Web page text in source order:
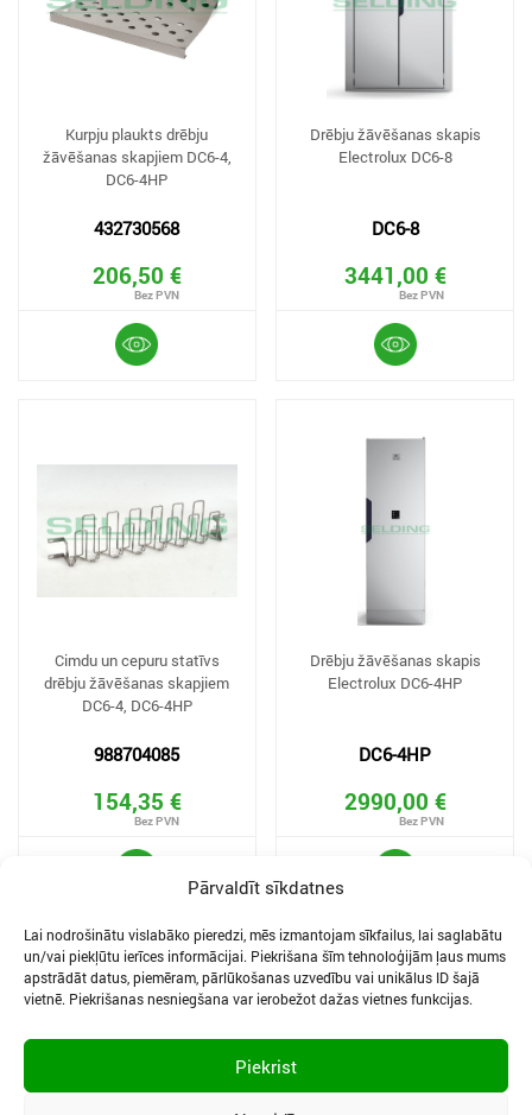
Pārvaldīt sīkdatnes
Lai nodrošinātu vislabāko pieredzi, mēs izmantojam sīkfailus, lai saglabātu
un/vai piekļūtu ierīces informācijai. Piekrišana šīm tehnoloģijām ļaus mums
apstrādāt datus, piemēram, pārlūkošanas uzvedību vai unikālus ID šajā
vietnē. Piekrišanas nesniegšana var ierobežot dažas vietnes funkcijas.
Piekrist
Kurpju plaukts drēbju
žāvēšanas skapjiem DC6-4,
DC6-4HP
432730568
206,50 €
Drēbju žāvēšanas skapis
Electrolux DC6-8
DC6-8
3441,00 €
Cimdu un cepuru statīvs
drēbju žāvēšanas skapjiem
DC6-4, DC6-4HP
988704085
154,35 €
Drēbju žāvēšanas skapis
Electrolux DC6-4HP
DC6-4HP
2990,00 €
LIETOŠANAS NOTEIKUMI